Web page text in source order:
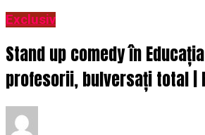
Exclusiv
Stand up comedy în
profesorii, bulversați total |